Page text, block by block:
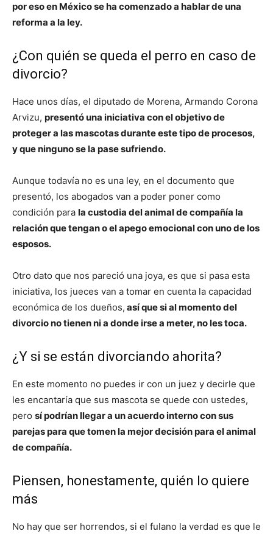
por eso en México se ha comenzado a hablar de una
reforma a la ley.
¿Con quién se queda el perro en caso de
divorcio?
Hace unos días, el diputado de Morena, Armando Corona
Arvizu, presentó una iniciativa con el objetivo de
proteger a las mascotas durante este tipo de procesos,
y que ninguno se la pase sufriendo.
Aunque todavía no es una ley, en el documento que
presentó, los abogados van a poder poner como
condición para la custodia del animal de compañía la
relación que tengan o el apego emocional con uno de los
esposos.
Otro dato que nos pareció una joya, es que si pasa esta
iniciativa, los jueces van a tomar en cuenta la capacidad
económica de los dueños, así que si al momento del
divorcio no tienen ni a donde irse a meter, no les toca.
¿Y si se están divorciando ahorita?
En este momento no puedes ir con un juez y decirle que
les encantaría que sus mascota se quede con ustedes,
pero sí podrían llegar a un acuerdo interno con sus
parejas para que tomen la mejor decisión para el animal
de compañía.
Piensen, honestamente, quién lo quiere
más
No hay que ser horrendos, si el fulano la verdad es que le